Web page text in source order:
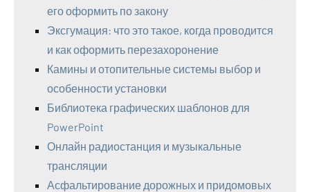
его оформить по закону
Эксгумация: что это такое, когда проводится
и как оформить перезахоронение
Камины и отопительные системы выбор и
особенности установки
Библиотека графических шаблонов для
PowerPoint
Онлайн радиостанция и музыкальные
трансляции
Асфальтирование дорожных и придомовых